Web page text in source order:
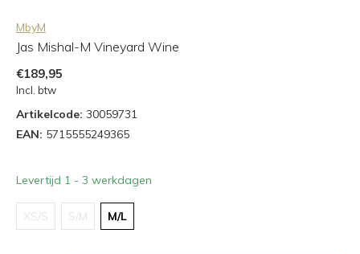
MbyM
Jas Mishal-M Vineyard Wine
€189,95
Incl. btw
Artikelcode: 30059731
EAN: 5715555249365
Levertijd 1 - 3 werkdagen
XS/S S/M M/L